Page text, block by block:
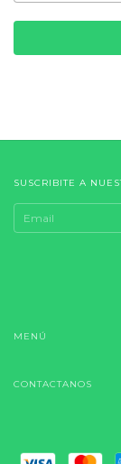
SUSCRIBITE A
MENÚ
CONTACTANOS